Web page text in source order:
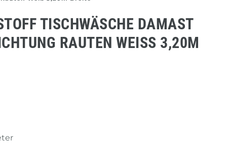
TISCHWÄSCHE DAMAST
RAUTEN WEISS 3,20M B